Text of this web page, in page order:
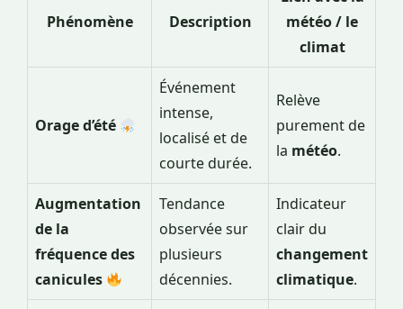
Phénomène Description
météo / le
climat
Orage d’été
Événement
intense,
localisé et de
courte durée.
Relève
purement de
la météo.
Augmentation
de la
fréquence des
canicules
Tendance
observée sur
plusieurs
décennies.
Indicateur
clair du
changement
climatique.